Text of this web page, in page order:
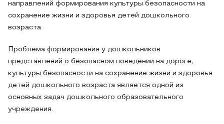
направлений формирования культуры безопасности на
сохранение жизни и здоровья детей дошкольного
возраста.
Проблема формирования у дошкольников
представлений о безопасном поведении на дороге,
культуры безопасности на сохранение жизни и здоровья
детей дошкольного возраста является одной из
основных задач дошкольного образовательного
учреждения.